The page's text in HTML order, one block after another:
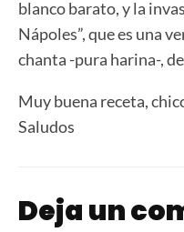
blanco barato, y la
Nápoles”, que es una
chanta -pura harina-,
Muy buena receta,
Saludos
Deja un